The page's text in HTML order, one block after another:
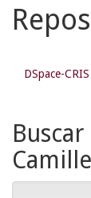
DSpace-
Camille